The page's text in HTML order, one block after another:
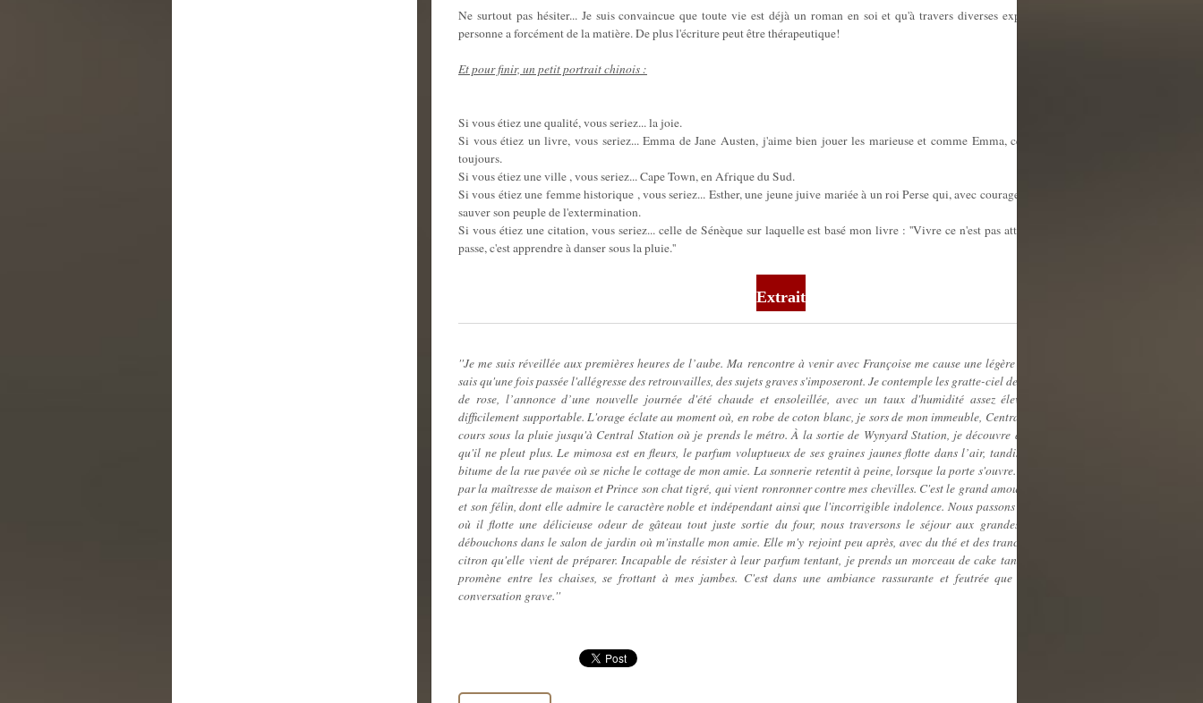
Ne surtout pas hésiter... Je suis convaincue que toute vie est déjà un roman en soi et qu'à travers diverses expériences, chaque
personne a forcément de la matière. De plus l'écriture peut être thérapeutique!
Et pour finir, un petit portrait chinois :
Si vous étiez une qualité, vous seriez... la joie.
Si vous étiez un livre, vous seriez... Emma de Jane Austen, j'aime bien jouer les marieuse et comme Emma, cela ne réussit pas
toujours.
Si vous étiez une ville , vous seriez... Cape Town, en Afrique du Sud.
Si vous étiez une femme historique , vous seriez... Esther, une jeune juive mariée à un roi Perse qui, avec courage a intercédé pour
sauver son peuple de l'extermination.
Si vous étiez une citation, vous seriez... celle de Sénèque sur laquelle est basé mon livre : ''Vivre ce n'est pas attendre que l'orage
passe, c'est apprendre à danser sous la pluie.''
Extrait
''Je me suis réveillée aux premières heures de l’aube. Ma rencontre à venir avec Françoise me cause une légère appréhension. Je
sais qu'une fois passée l'allégresse des retrouvailles, des sujets graves s'imposeront. Je contemple les gratte-ciel de Sydney se teinter
de rose, l’annonce d’une nouvelle journée d'été chaude et ensoleillée, avec un taux d'humidité assez élevé, quelques fois
difficilement supportable. L'orage éclate au moment où, en robe de coton blanc, je sors de mon immeuble, Central Park avenue. Je
cours sous la pluie jusqu'à Central Station où je prends le métro. À la sortie de Wynyard Station, je découvre avec soulagement
qu'il ne pleut plus. Le mimosa est en fleurs, le parfum voluptueux de ses graines jaunes flotte dans l’air, tandis que j'arpente le
bitume de la rue pavée où se niche le cottage de mon amie. La sonnerie retentit à peine, lorsque la porte s'ouvre. Je suis accueillie
par la maîtresse de maison et Prince son chat tigré, qui vient ronronner contre mes chevilles. C'est le grand amour entre Françoise
et son félin, dont elle admire le caractère noble et indépendant ainsi que l'incorrigible indolence. Nous passons devant la cuisine
où il flotte une délicieuse odeur de gâteau tout juste sortie du four, nous traversons le séjour aux grandes baies vitrées et
débouchons dans le salon de jardin où m'installe mon amie. Elle m'y rejoint peu après, avec du thé et des tranches de gâteau au
citron qu'elle vient de préparer. Incapable de résister à leur parfum tentant, je prends un morceau de cake tandis que Prince se
promène entre les chaises, se frottant à mes jambes. C'est dans une ambiance rassurante et feutrée que commence notre
conversation grave.''